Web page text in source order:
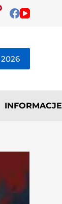
INFORMACJE